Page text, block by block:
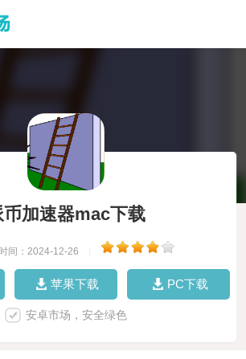
币加速器mac下载
时间：2024-12-26
苹果下载 PC下载
安卓市场，安全绿色